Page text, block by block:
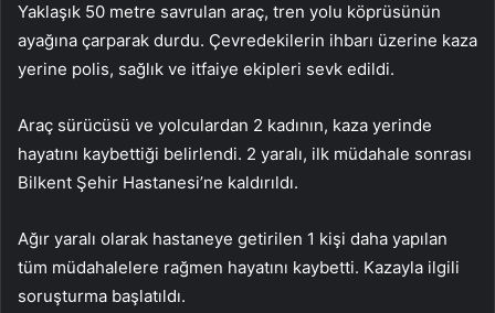
Yaklaşık 50 metre savrulan araç, tren yolu köprüsünün
ayağına çarparak durdu. Çevredekilerin ihbarı üzerine kaza
yerine polis, sağlık ve itfaiye ekipleri sevk edildi.
Araç sürücüsü ve yolculardan 2 kadının, kaza yerinde
hayatını kaybettiği belirlendi. 2 yaralı, ilk müdahale sonrası
Bilkent Şehir Hastanesi’ne kaldırıldı.
Ağır yaralı olarak hastaneye getirilen 1 kişi daha yapılan
tüm müdahalelere rağmen hayatını kaybetti. Kazayla ilgili
soruşturma başlatıldı.